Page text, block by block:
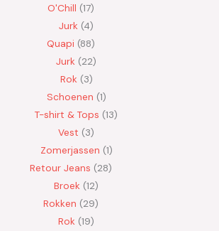
O'Chill 17
Jurk 4
Quapi 88
Jurk
22
Rok 3
Schoenen 1
T-shirt & Tops 13
Vest
3
Zomerjassen 1
Retour Jeans
28
Broek 12
Rokken
29
Rok 19